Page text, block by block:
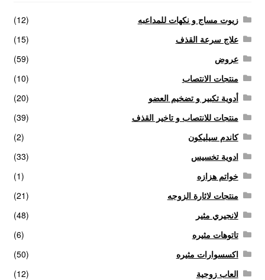
العاب زوجية
المتجر
تاتوهات مثيره
حسابي
زيوت مساج و نكهات للمداعبه
سلة المشتريات
عروض
زيوت مساج و نكهات للمداعبه
(12)
علاج سرعة القذف
(15)
عروض
(59)
منتجات الانتصاب
(10)
أدوية تكبير و تضخيم العضو
(20)
منتجات للانتصاب و تاخير القذف
(39)
كاندم سيليكون
(2)
ادوية تخسيس
(33)
خواتم هزازه
(1)
منتجات لاثارة الزوجه
(21)
لانجيري مثير
(48)
تاتوهات مثيره
(6)
اكسسوارات مثيره
(50)
العاب زوجية
(12)